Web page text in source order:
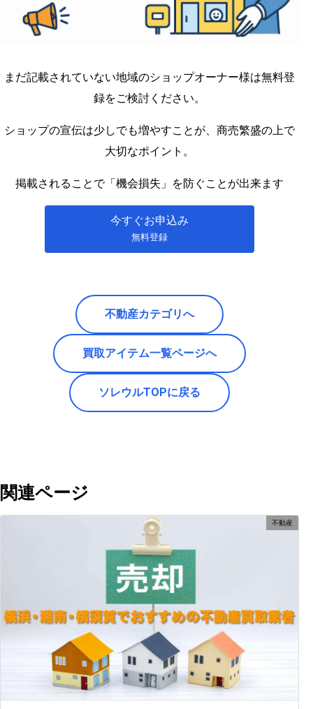
まだ記載されていない地域のショップオーナー様は無料登
録をご検討ください。
ショップの宣伝は少しでも増やすことが、商売繁盛の上で
大切なポイント。
掲載されることで「機会損失」を防ぐことが出来ます
今すぐお申込み
無料登録
不動産カテゴリへ
買取アイテム一覧ページへ
ソレウルTOPに戻る
関連ページ
不動産